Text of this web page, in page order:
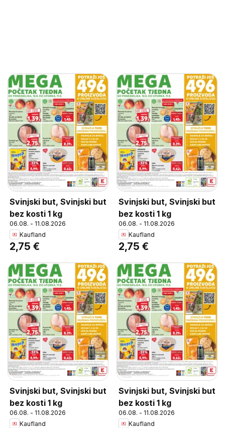
Svinjski but, Svinjski but
bez kosti 1 kg
06.08. - 11.08.2026
Kaufland
2,75 €
Svinjski but, Svinjski but
bez kosti 1 kg
06.08. - 11.08.2026
Kaufland
2,75 €
Svinjski but, Svinjski but
bez kosti 1 kg
06.08. - 11.08.2026
Kaufland
Svinjski but, Svinjski but
bez kosti 1 kg
06.08. - 11.08.2026
Kaufland